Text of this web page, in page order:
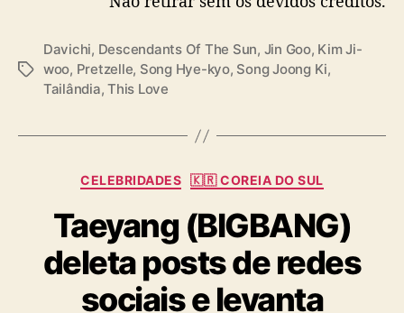
c
i
)
T
Davichi, Descendants Of The Sun, Jin Goo, Kim Ji-
woo, Pretzelle, Song Hye-kyo, Song Joong Ki,
Tailândia,This Love
C
t
e
g
o
r
CELEBRIDADES 🇰🇷 COREIA DO SUL
Taeyang (BIGBANG)
deleta posts de redes
sociais e levanta